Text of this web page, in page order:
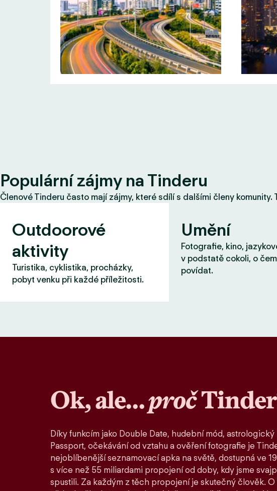
Populární zájmy na Tinderu
Členové Tinderu často mají zájmy, které sdílí s dalšími členy
Outdoorové
aktivity
Turistika, cyklistika, procházky,
pobyt venku při každé příležitosti.
Umění
Fotografie, kino,
v podstatě cokoli, o
povídat.
Ok, ale…proč
Díky funkcím jako Double Date, hudební mód, astrologický
Passport, očekávání od vztahu a ověření fotografie je
nejoblíbenější seznamovací apka na světě, dostupná ve
s více než 55 miliardami propojení od doby, kdy jsme
spustili. Za každým z těch propojení je skutečný člověk.